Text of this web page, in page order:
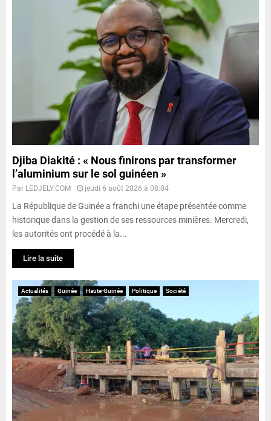
Djiba Diakité : « Nous finirons par transformer
l’aluminium sur le sol guinéen »
Par LEDJELY.COM jeudi 6 août 2026 à 08:04
La République de Guinée a franchi une étape présentée comme
historique dans la gestion de ses ressources minières. Mercredi,
les autorités ont procédé à la...
Lire la suite
Actualités Guinée Haute-Guinée Politique Société